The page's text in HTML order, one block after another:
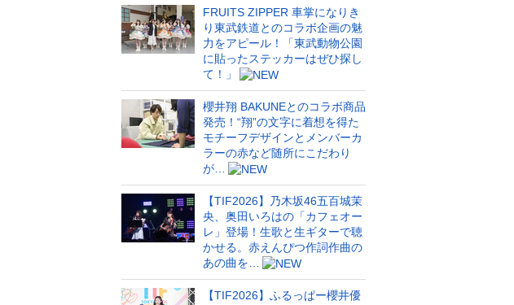
FRUITS ZIPPER 車掌になりき
り東武鉄道とのコラボ企画の魅
力をアピール！「東武動物公園
に貼ったステッカーはぜひ探し
て！」
櫻井翔 BAKUNEとのコラボ商品
発売！“翔”の文字に着想を得た
モチーフデザインとメンバーカ
ラーの赤など随所にこだわり
が…
【TIF2026】乃木坂46五百城茉
央、奥田いろはの「カフェオー
レ」登場！生歌と生ギターで聴
かせる。赤えんぴつ作詞作曲の
あの曲を…
【TIF2026】ふるっぱー櫻井優